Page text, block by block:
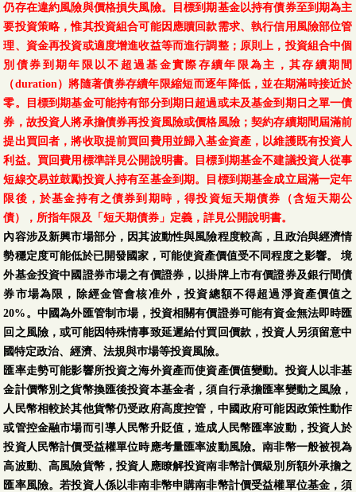
仍存在違約風險與價格損失風險。目標到期基金以持有債券至到期為主
要投資策略，惟其投資組合可能因應贖回款需求、執行信用風險部位管
理、資金再投資或適度增進收益等而進行調整；原則上，投資組合中個
別債券到期年限以不超過基金實際存續年限為主，其存續期間
（duration）將隨著債券存續年限縮短而逐年降低，並在期滿時接近於
零。目標到期基金可能持有部分到期日超過或未及基金到期日之單一債
券，故投資人將承擔債券再投資風險或價格風險；契約存續期間屆滿前
提出買回者，將收取提前買回費用並歸入基金資產，以維護既有投資人
利益。買回費用標準詳見公開說明書。目標到期基金不建議投資人從事
短線交易並鼓勵投資人持有至基金到期。目標到期基金成立屆滿一定年
限後，於基金持有之債券到期時，得投資短天期債券（含短天期公
債），所指年限及「短天期債券」定義，詳見公開說明書。
內容涉及新興市場部分，因其波動性與風險程度較高，且政治與經濟情
勢穩定度可能低於已開發國家，可能使資產價值受不同程度之影響。 境
外基金投資中國證券市場之有價證券，以掛牌上市有價證券及銀行間債
券市場為限，除經金管會核准外，投資總額不得超過淨資產價值之
20%。中國為外匯管制市場，投資相關有價證券可能有資金無法即時匯
回之風險，或可能因特殊情事致延遲給付買回價款，投資人另須留意中
國特定政治、經濟、法規與巿場等投資風險。
匯率走勢可能影響所投資之海外資產而使資產價值變動。投資人以非基
金計價幣別之貨幣換匯後投資本基金者，須自行承擔匯率變動之風險，
人民幣相較於其他貨幣仍受政府高度控管，中國政府可能因政策性動作
或管控金融市場而引導人民幣升貶值，造成人民幣匯率波動，投資人於
投資人民幣計價受益權單位時應考量匯率波動風險。南非幣一般被視為
高波動、高風險貨幣，投資人應瞭解投資南非幣計價級別所額外承擔之
匯率風險。若投資人係以非南非幣申購南非幣計價受益權單位基金，須